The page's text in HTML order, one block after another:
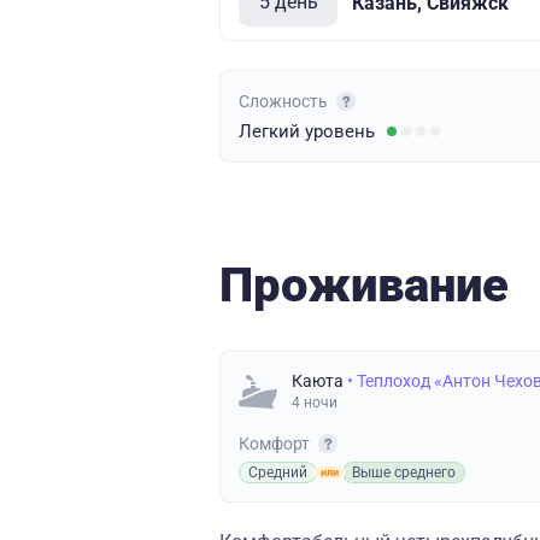
Сложность
Легкий уровень
Проживание
Каюта • Теплоход «Антон
4 ночи
Комфорт
Средний Выше среднего